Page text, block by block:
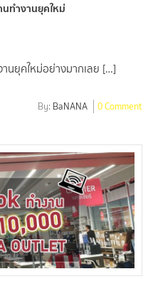
ทำงานยุคใหม่
นยุคใหม่อย่างมากเลย […]
By: BaNANA 0 Comment